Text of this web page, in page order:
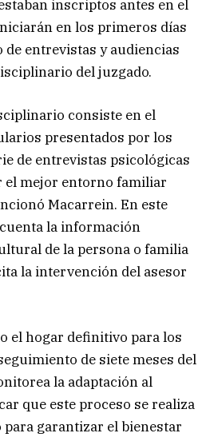
inscriptos antes en el
en los primeros días
de entrevistas y audiencias
del juzgado.
consiste en el
presentados por los
de entrevistas psicológicas
el mejor entorno familiar
Macarrein. En este
la información
de la persona o familia
la intervención del asesor
el hogar definitivo para los
de siete meses del
la adaptación al
que este proceso se realiza
para garantizar el bienestar